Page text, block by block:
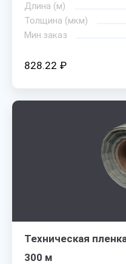
Длина (м)
Толщина (мкм)
Мин.заказ
828.22 ₽
Техническая
300 м